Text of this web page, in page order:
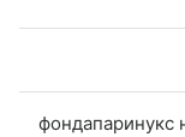
фондапаринукс